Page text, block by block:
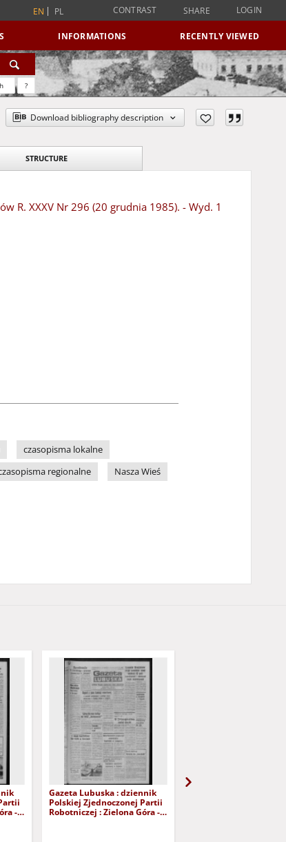
EN PL CONTRAST SHARE LOGIN
INFORMATIONS RECENTLY VIEWED
?
Download bibliography description
STRUCTURE
R. XXXV Nr 296 (20 grudnia 1985). - Wyd. 1
czasopisma lokalne
regionalne Nasza Wieś
-
Gazeta Lubuska : dziennik
Polskiej Zjednoczonej Partii
Robotniczej : Zielona Góra -